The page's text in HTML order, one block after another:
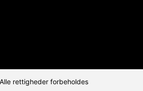
rettigheder forbeholdes